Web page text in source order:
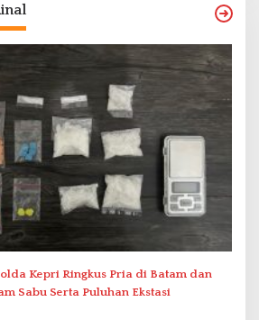
Kepri Ringkus Pria di Batam dan
Sabu Serta Puluhan Ekstasi